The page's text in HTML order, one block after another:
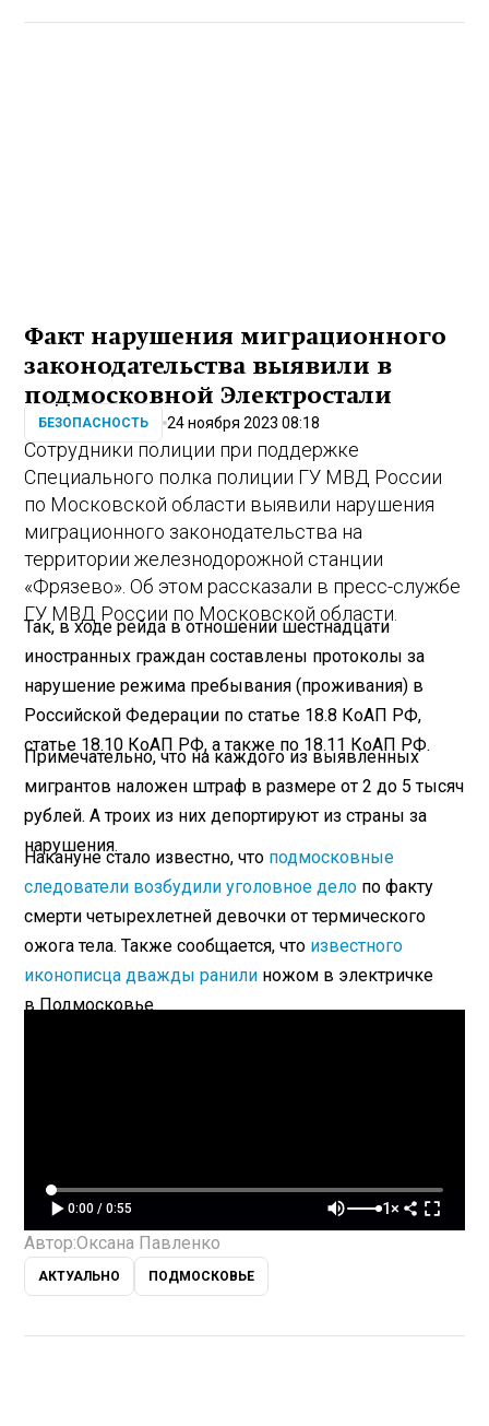
Факт нарушения миграционного
законодательства выявили в
подмосковной Электростали
БЕЗОПАСНОСТЬ 24 ноября 2023 08:18
Сотрудники полиции при поддержке
Специального полка полиции ГУ МВД России
по Московской области выявили нарушения
миграционного законодательства на
территории железнодорожной станции
«Фрязево». Об этом рассказали в пресс-службе
ГУ МВД России по Московской области.
Так, в ходе рейда в отношении шестнадцати
иностранных граждан составлены протоколы за
нарушение режима пребывания (проживания) в
Российской Федерации по статье 18.8 КоАП РФ,
статье 18.10 КоАП РФ, а также по 18.11 КоАП РФ.
Примечательно, что на каждого из выявленных
мигрантов наложен штраф в размере от 2 до 5 тысяч
рублей. А троих из них депортируют из страны за
нарушения.
Накануне стало известно, что подмосковные
следователи возбудили уголовное дело по факту
смерти четырехлетней девочки от термического
ожога тела. Также сообщается, что известного
иконописца дважды ранили ножом в электричке
в Подмосковье.
0:00 / 0:55 1×
Автор:Оксана Павленко
АКТУАЛЬНО ПОДМОСКОВЬЕ